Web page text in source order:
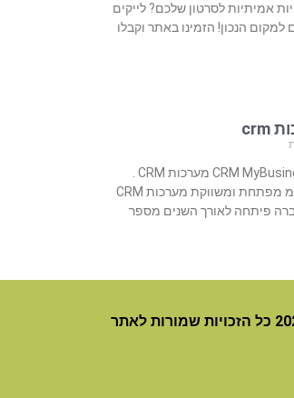
אמיתיות לסרטון שלכם? לייקים
הנכון! הזמינו באתר וקבלו
בית תוכנה למערכות CRM MyBusiness מערכות CRM .
סיירוניקס טכנולוגיות בע”מ מפתחת ומשווקת מערכות CRM
פיתחה לאורך השנים מספר